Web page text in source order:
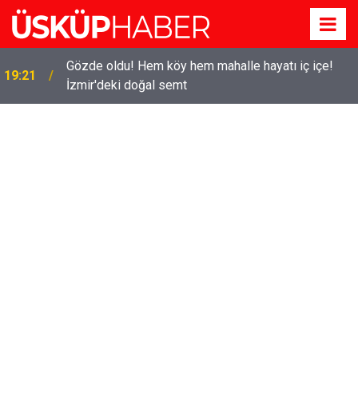
19:21
Gözde oldu! Hem köy hem mahalle hayatı iç içe!
İzmir'deki doğal semt